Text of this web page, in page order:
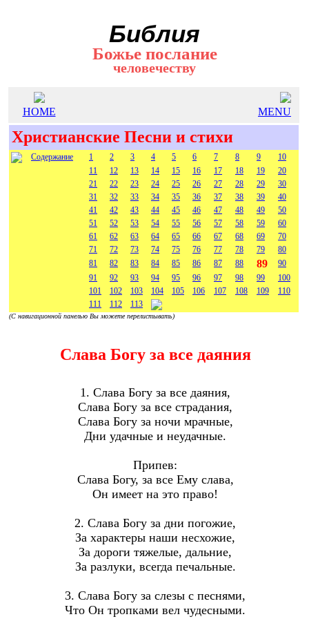
Библия
Божье послание
человечеству
HOME MENU
Христианские Песни и стихи
Содержание 1 2 3 4 5 6 7 8 9
10
11
12 13 14 15 16 17 18 19
20
21
22 23 24 25 26 27 28 29
30
31
32 33 34 35 36 37 38 39
40
41
42 43 44 45 46 47 48 49
50
51
52 53 54 55 56 57 58 59
60
61
62 63 64 65 66 67 68 69
70
71
72 73 74 75 76 77 78 79
80
81
82 83 84 85 86 87 88 89
90
91
92 93 94 95 96 97 98 99
100
101
102 103 104 105 106 107 108 109
110
111
112 113
(С навигационной панелью Вы можете перелистывать)
Слава Богу за все даяния
1. Слава Богу за все даяния,
Слава Богу за все страдания,
Слава Богу за ночи мрачные,
Дни удачные и неудачные.
Припев:
Слава Богу, за все Ему слава,
Он имеет на это право!
2. Слава Богу за дни погожие,
За характеры наши несхожие,
За дороги тяжелые, дальние,
За разлуки, всегда печальные.
3. Слава Богу за слезы с песнями,
Что Он тропками вел чудесными.